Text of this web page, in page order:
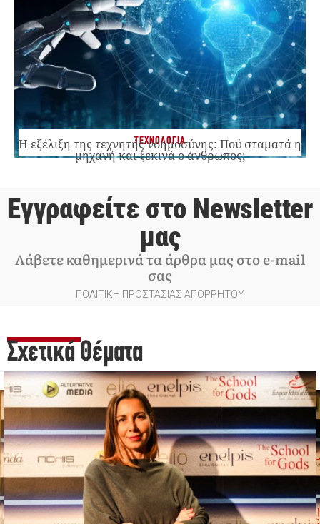
ΤΕΧΝΟΛΟΓΙΑ
Η εξέλιξη της τεχνητής νοημοσύνης: Πού σταματά η
μηχανή και ξεκινά ο άνθρωπος;
Εγγραφείτε στο Newsletter
μας
Λάβετε καθημερινά τα άρθρα μας στο e-mail
σας
ΠΟΛΙΤΙΚΗ ΠΡΟΣΤΑΣΙΑΣ ΑΠΟΡΡΗΤΟΥ
Σχετικά Θέματα